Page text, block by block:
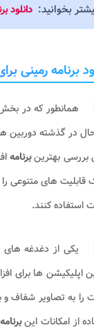
بخوانید: دانلود
برنامه رمینی
همانطور که در
در گذشته دوربین
بررسی بهترینبرنامه
قابلیت های متنوعی
استفاده کنند.
یکی از دغدغه های
اپلیکیشن ها برای
را به تصاویر شفاف و
از امکانات اینبرنامه